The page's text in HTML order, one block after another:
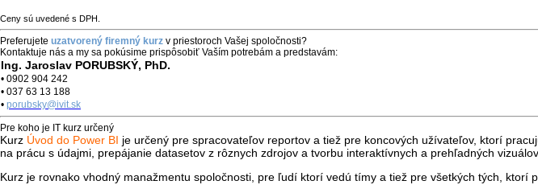
Ceny sú uvedené s DPH.
Preferujete uzatvorený firemný kurz v priestoroch Vašej spoločnosti?
Kontaktuje nás a my sa pokúsime prispôsobiť Vaším potrebám a predstavám:
Ing. Jaroslav PORUBSKÝ, PhD.
• 0902 904 242
• 037 63 13 188
• porubsky@ivit.sk
Pre koho je IT kurz určený
Kurz Úvod do Power BI je určený pre spracovateľov reportov a tiež pre koncových užívateľov, ktorí
na prácu s údajmi, prepájanie datasetov z rôznych zdrojov a tvorbu interaktívnych a prehľadných
Kurz je rovnako vhodný manažmentu spoločnosti, pre ľudí ktorí vedú tímy a tiež pre všetkých tých, ktorí